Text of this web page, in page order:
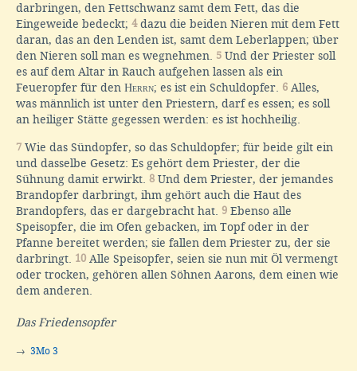
darbringen, den Fettschwanz samt dem Fett, das die
Eingeweide bedeckt; 4dazu die beiden Nieren mit dem Fett
daran, das an den Lenden ist, samt dem Leberlappen; über
den Nieren soll man es wegnehmen. 5 Und der Priester soll
es auf dem Altar in Rauch aufgehen lassen als ein
Feueropfer für den Herrn; es ist ein Schuldopfer. 6 Alles,
was männlich ist unter den Priestern, darf es essen; es soll
an heiliger Stätte gegessen werden: es ist hochheilig.
7 Wie das Sündopfer, so das Schuldopfer; für beide gilt ein
und dasselbe Gesetz: Es gehört dem Priester, der die
Sühnung damit erwirkt. 8 Und dem Priester, der jemandes
Brandopfer darbringt, ihm gehört auch die Haut des
Brandopfers, das er dargebracht hat. 9 Ebenso alle
Speisopfer, die im Ofen gebacken, im Topf oder in der
Pfanne bereitet werden; sie fallen dem Priester zu, der sie
darbringt. 10 Alle Speisopfer, seien sie nun mit Öl vermengt
oder trocken, gehören allen Söhnen Aarons, dem einen wie
dem anderen.
Das Friedensopfer
→ 3Mo 3